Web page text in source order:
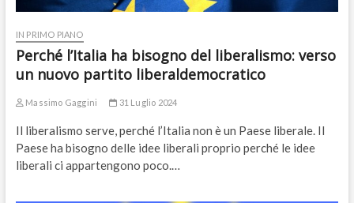
IN PRIMO PIANO
Perché l’Italia ha bisogno del liberalismo: verso
un nuovo partito liberaldemocratico
Massimo Gaggini 31 Luglio 2024
Il liberalismo serve, perché l’Italia non è un Paese liberale. Il
Paese ha bisogno delle idee liberali proprio perché le idee
liberali ci appartengono poco.…